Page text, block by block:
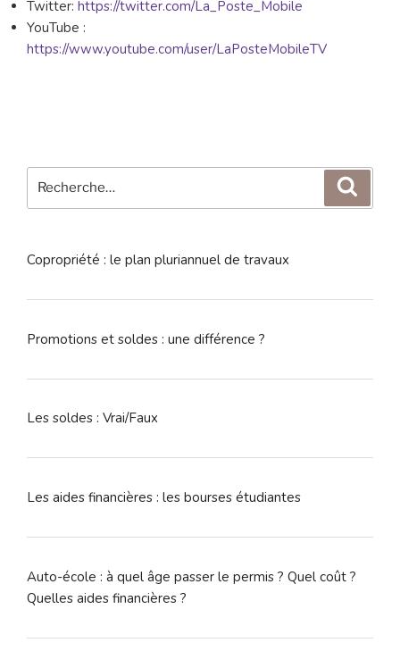
Twitter: https://twitter.com/La_Poste_Mobile
YouTube :
https://www.youtube.com/user/LaPosteMobileTV
pour
Copropriété : le plan pluriannuel de travaux
Promotions et soldes : une différence ?
Les soldes : Vrai/Faux
Les aides financières : les bourses étudiantes
Auto-école : à quel âge passer le permis ? Quel coût ?
Quelles aides financières ?